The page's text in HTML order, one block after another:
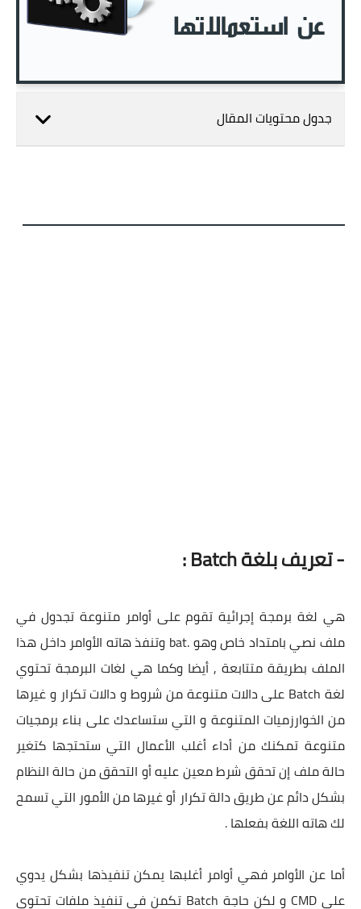
جدول محتويات المقال
- تعريف بلغة Batch :
هي لغة برمجة إجرائية تقوم على أوامر متنوعة تجدول في
ملف نصي بامتداد خاص وهو .bat وتنفذ هاته الأوامر داخل هذا
الملف بطريقة متتابعة , أيضا وكما هي لغات البرمجة تحتوي
لغة Batch على دالات متنوعة من شروط و دالات تكرار و غيرها
من الخوارزميات المتنوعة و التي ستساعدك على بناء برمجيات
متنوعة تمكنك من أداء أغلب الأعمال التي ستحتجها كتغير
حالة ملف إن تحقق شرط معين عليه أو التحقق من حالة النظام
بشكل دائم عن طريق دالة تكرار أو غيرها من الأمور التي تسمح
لك هاته اللغة بفعلها .
أما عن الأوامر فهي أوامر أغلبها يمكن تنفيذها بشكل يدوي
على CMD و لكن حاجة Batch تكمن في تنفيذ ملفات تحتوي